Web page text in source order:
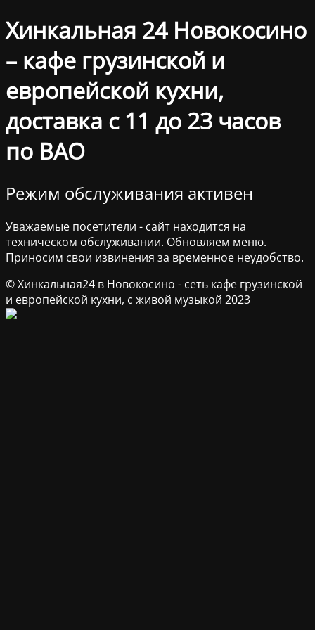
Хинкальная 24 Новокосино
– кафе грузинской и
европейской кухни,
доставка с 11 до 23 часов
по ВАО
Режим обслуживания активен
Уважаемые посетители - сайт находится на
техническом обслуживании. Обновляем меню.
Приносим свои извинения за временное неудобство.
© Хинкальная24 в Новокосино - сеть кафе грузинской
и европейской кухни, с живой музыкой 2023